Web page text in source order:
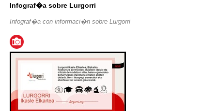
Infograf�a sobre Lurgorri
Infograf�a con informaci�n sobre Lurgorri